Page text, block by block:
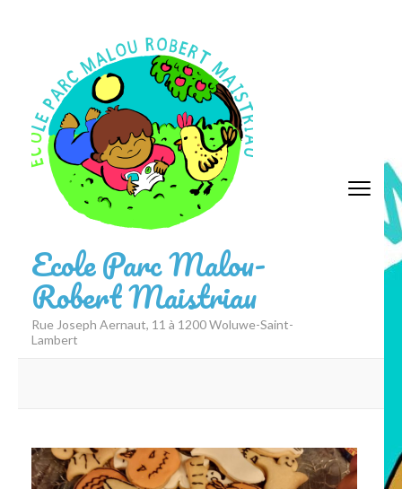
contenu
(Pressez
Entrée)
Ecole Parc Malou-
Robert Maistriau
Rue Joseph Aernaut, 11 à 1200 Woluwe-Saint-
Lambert